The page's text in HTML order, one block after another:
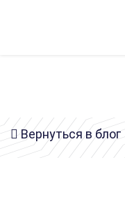
Вернуться в блог